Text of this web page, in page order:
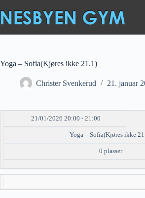
til
innholdet
Yoga – Sofia(Kjøres ikke 21.1)
Christer Svenkerud 21. januar
DATO/TID EVENT
21/01/2026 20:00 - 21:00
Yoga – Sofia(Kjøres ikke
0 plasser